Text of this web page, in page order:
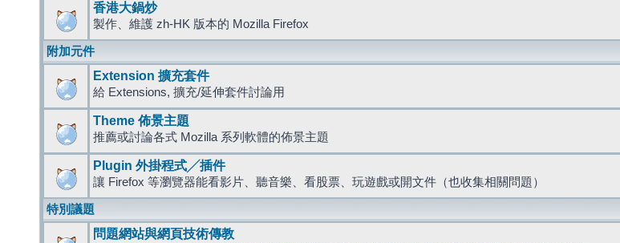
香港大鍋炒
製作、維護 zh-HK 版本的 Mozilla Firefox
附加元件
Extension 擴充套件
給 Extensions, 擴充/延伸套件討論用
Theme 佈景主題
推薦或討論各式 Mozilla 系列軟體的佈景主題
Plugin 外掛程式╱插件
讓 Firefox 等瀏覽器能看影片、聽音樂、看股票、玩遊戲或開文件（也收集相關問題）
特別議題
問題網站與網頁技術傳教